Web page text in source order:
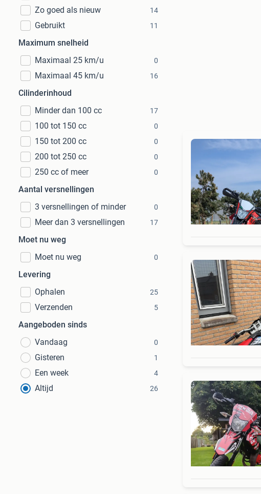
Zo goed als nieuw 14
Gebruikt 11
Maximum snelheid
Maximaal 25 km/u
0
Maximaal 45 km/u 16
Cilinderinhoud
Minder dan 100 cc
17
100 tot 150 cc 0
150 tot 200 cc 0
200 tot 250 cc 0
250 cc of meer 0
Aantal versnellingen
3 versnellingen of minder
0
Meer dan 3 versnellingen 17
Moet nu weg
Moet nu weg
0
Levering
Ophalen
25
Verzenden 5
Aangeboden sinds
Vandaag
0
Gisteren 1
Een week 4
Altijd 26